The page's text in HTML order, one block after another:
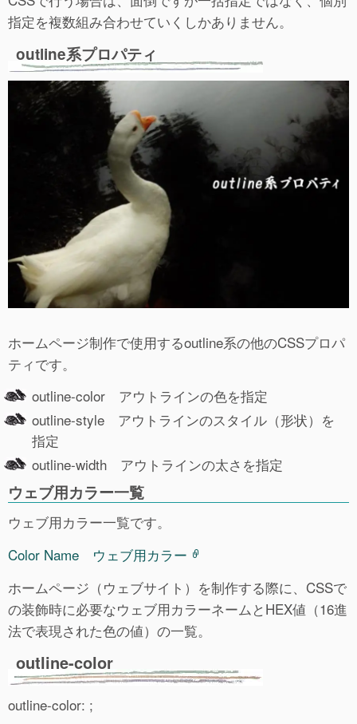
指定を複数組み合わせていくしかありません。
outline系プロパティ
ホームページ制作で使用するoutline系の他のCSSプロパ
ティです。
outline-color アウトラインの色を指定
outline-style アウトラインのスタイル（形状）を
指定
outline-width アウトラインの太さを指定
ウェブ用カラー一覧
ウェブ用カラー一覧です。
Color Name ウェブ用カラー
ホームページ（ウェブサイト）を制作する際に、CSSで
の装飾時に必要なウェブ用カラーネームとHEX値（16進
法で表現された色の値）の一覧。
outline-color
outline-color: ;